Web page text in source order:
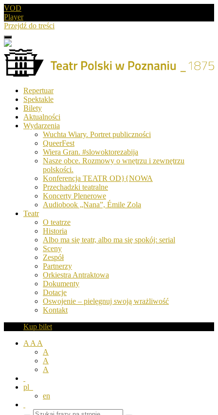
VOD
Player
Przejdź do treści
Menu
Drugie
logo
Teatr
Polski
Poznaniu
Repertuar
Spektakle
Bilety
Aktualności
Wydarzenia
Wuchta Wiary. Portret publiczności
QueerFest
Wiera Gran. #slowoktorezabija
Nasze obce. Rozmowy o wnętrzu i zewnętrzu
polskości.
Konferencja TEATR OD}{NOWA
Przechadzki teatralne
Koncerty Plenerowe
Audiobook „Nana”, Émile Zola
Teatr
O teatrze
Historia
Albo ma się teatr, albo ma się spokój: serial
Sceny
Zespół
Partnerzy
Orkiestra Antraktowa
Dokumenty
Dotacje
Oswojenie – pielęgnuj swoją wrażliwość
Kontakt
Kup bilet
A A A
A
A
A
pl
en